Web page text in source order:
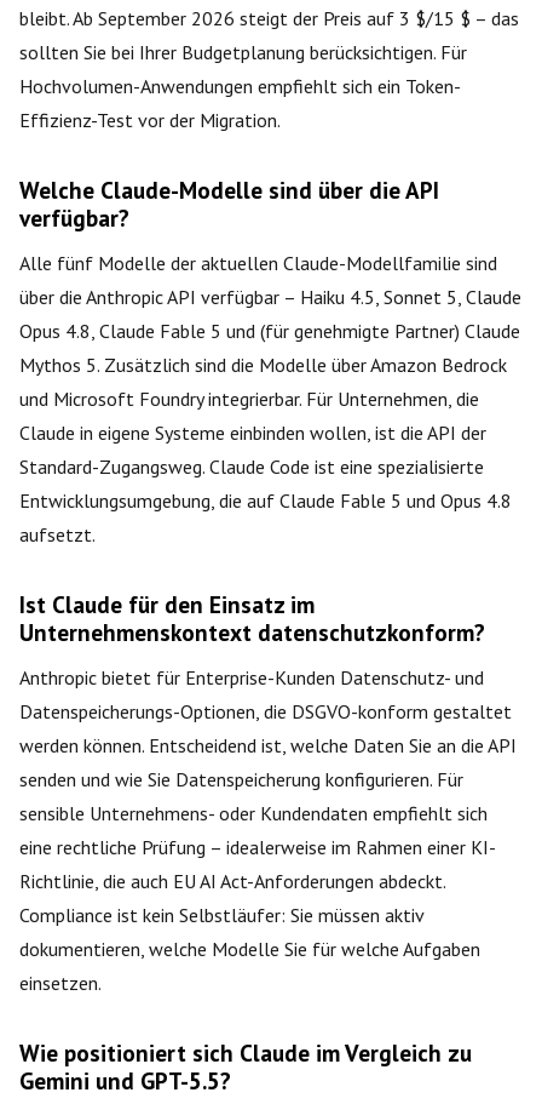
bleibt. Ab September 2026 steigt der Preis auf 3 $/15 $ – das
sollten Sie bei Ihrer Budgetplanung berücksichtigen. Für
Hochvolumen-Anwendungen empfiehlt sich ein Token-
Effizienz-Test vor der Migration.
Welche Claude-Modelle sind über die API
verfügbar?
Alle fünf Modelle der aktuellen Claude-Modellfamilie sind
über die Anthropic API verfügbar – Haiku 4.5, Sonnet 5, Claude
Opus 4.8, Claude Fable 5 und (für genehmigte Partner) Claude
Mythos 5. Zusätzlich sind die Modelle über Amazon Bedrock
und Microsoft Foundry integrierbar. Für Unternehmen, die
Claude in eigene Systeme einbinden wollen, ist die API der
Standard-Zugangsweg. Claude Code ist eine spezialisierte
Entwicklungsumgebung, die auf Claude Fable 5 und Opus 4.8
aufsetzt.
Ist Claude für den Einsatz im
Unternehmenskontext datenschutzkonform?
Anthropic bietet für Enterprise-Kunden Datenschutz- und
Datenspeicherungs-Optionen, die DSGVO-konform gestaltet
werden können. Entscheidend ist, welche Daten Sie an die API
senden und wie Sie Datenspeicherung konfigurieren. Für
sensible Unternehmens- oder Kundendaten empfiehlt sich
eine rechtliche Prüfung – idealerweise im Rahmen einer KI-
Richtlinie, die auch EU AI Act-Anforderungen abdeckt.
Compliance ist kein Selbstläufer: Sie müssen aktiv
dokumentieren, welche Modelle Sie für welche Aufgaben
einsetzen.
Wie positioniert sich Claude im Vergleich zu
Gemini und GPT-5.5?